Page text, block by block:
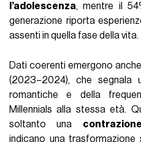
l’adolescenza, mentre il
generazione riporta
assenti in quella fase della vita.
Dati coerenti emergono
(2023–2024), che segnala
romantiche e della
Millennials alla stessa età.
soltanto una
indicano una